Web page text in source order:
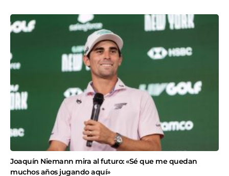
Joaquín Niemann mira al futuro: «Sé que me quedan
muchos años jugando aquí»